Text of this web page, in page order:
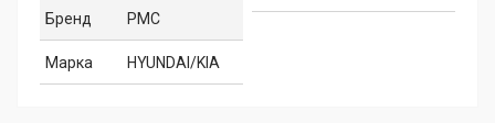
Бренд PMC
Марка HYUNDAI/KIA